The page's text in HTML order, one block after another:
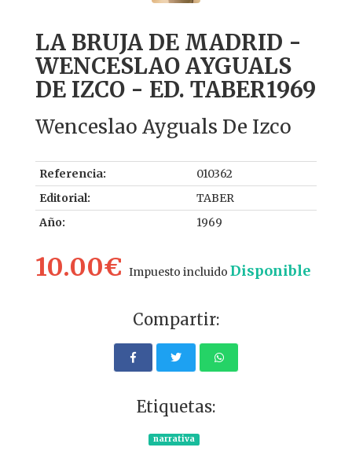
LA BRUJA DE MADRID -
WENCESLAO AYGUALS
DE IZCO - ED. TABER1969
Wenceslao Ayguals De Izco
Referencia:
010362
Editorial:
TABER
Año:
1969
10.00€ Impuesto incluido Disponible
Compartir:
Etiquetas:
narrativa